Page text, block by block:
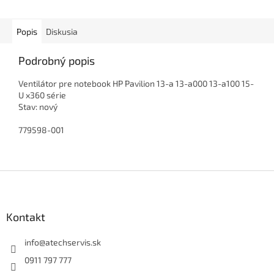
Popis Diskusia
Podrobný popis
Ventilátor pre notebook HP Pavilion 13-a 13-a000 13-a100 15-
U x360 série
Stav: nový
779598-001
Kontakt
info@atechservis.sk
0911 797 777